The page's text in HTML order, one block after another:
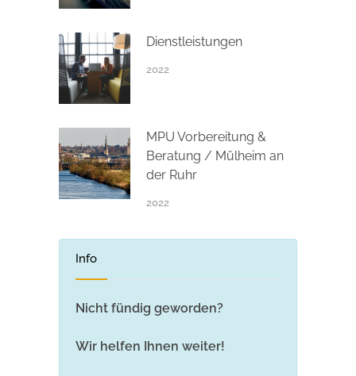
Dienstleistungen
2022
MPU Vorbereitung &
Beratung / Mülheim an
der Ruhr
2022
Info
Nicht fündig geworden?
Wir helfen Ihnen weiter!